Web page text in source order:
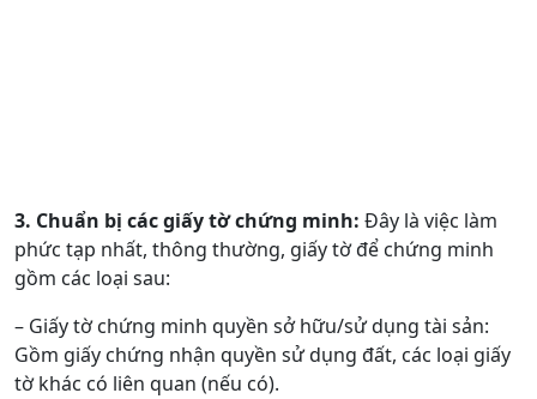
3. Chuẩn bị các giấy tờ chứng minh: Đây là việc làm
phức tạp nhất, thông thường, giấy tờ để chứng minh
gồm các loại sau:
– Giấy tờ chứng minh quyền sở hữu/sử dụng tài sản:
Gồm giấy chứng nhận quyền sử dụng đất, các loại giấy
tờ khác có liên quan (nếu có).